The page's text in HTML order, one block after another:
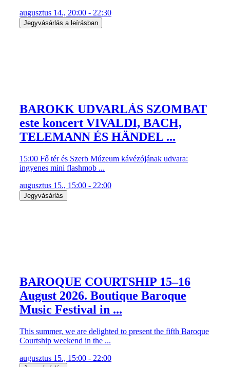
augusztus 14., 20:00 - 22:30
Jegyvásárlás a leírásban
BAROKK UDVARLÁS SZOMBAT
este koncert VIVALDI, BACH,
TELEMANN ÉS HÄNDEL ...
15:00 Fő tér és Szerb Múzeum kávézójának udvara:
ingyenes mini flashmob ...
augusztus 15., 15:00 - 22:00
Jegyvásárlás
BAROQUE COURTSHIP 15–16
August 2026. Boutique Baroque
Music Festival in ...
This summer, we are delighted to present the fifth Baroque
Courtship weekend in the ...
augusztus 15., 15:00 - 22:00